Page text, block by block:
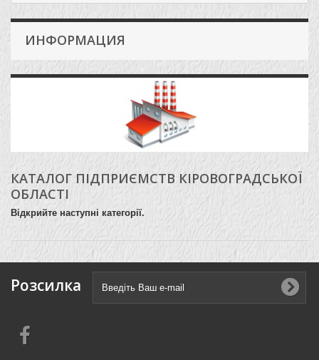
ИНФОРМАЦИЯ
КАТАЛОГ ПІДПРИЄМСТВ КІРОВОГРАДСЬКОЇ
ОБЛАСТІ
Відкрийте наступні категорії.
Розсилка